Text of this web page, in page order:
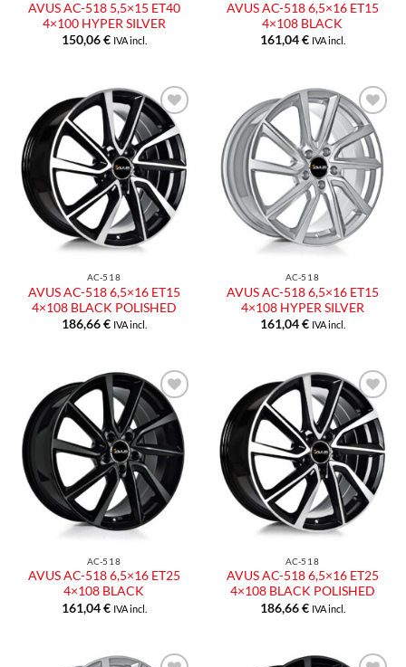
AVUS AC-518 5,5×15 ET40
4×100 HYPER SILVER
150,06€ IVA incl.
AVUS AC-518 6,5×16 ET15
4×108 BLACK
161,04€ IVA incl.
Aggiungi
alla lista
dei
desideri
AC-518
AVUS AC-518 6,5×16 ET15
4×108 BLACK POLISHED
186,66€ IVA incl.
Aggiungi
alla lista
dei
desideri
AC-518
AVUS AC-518 6,5×16 ET15
4×108 HYPER SILVER
161,04€ IVA incl.
Aggiungi
alla lista
dei
desideri
AC-518
AVUS AC-518 6,5×16 ET25
4×108 BLACK
161,04€ IVA incl.
Aggiungi
alla lista
dei
desideri
AC-518
AVUS AC-518 6,5×16 ET25
4×108 BLACK POLISHED
186,66€ IVA incl.